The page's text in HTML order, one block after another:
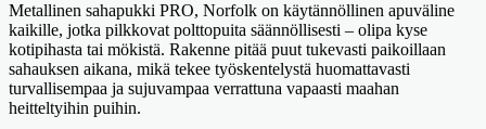
Metallinen sahapukki PRO, Norfolk on käytännöllinen apuväline
kaikille, jotka pilkkovat polttopuita säännöllisesti – olipa kyse
kotipihasta tai mökistä. Rakenne pitää puut tukevasti paikoillaan
sahauksen aikana, mikä tekee työskentelystä huomattavasti
turvallisempaa ja sujuvampaa verrattuna vapaasti maahan
heitteltyihin puihin.